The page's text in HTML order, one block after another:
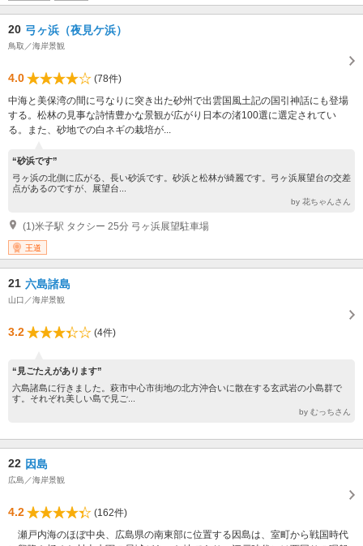
20 弓ヶ浜（夜見ケ浜）
鳥取／海岸景観
4.0
(78件)
中海と美保湾の間に弓なりに突き出た砂州で出雲国風土記の国引神話にも登場
する。松林の見事な詩情豊かな景観が広がり日本の渚100選に選定されてい
る。また、砂地での白ネギの栽培が...
“砂浜です”
弓ヶ浜の北側に広がる、長い砂浜です。砂浜と松林が綺麗です。弓ヶ浜展望台の交差
点があるのですが、展望台...
by 花ちゃんさん
(1)米子駅 タクシー 25分 弓ヶ浜展望駐車場
王道
21 六島諸島
山口／海岸景観
3.2 (4件)
“見ごたえがあります”
六島諸島に行きました。萩市中心市街地の北方沖合いに散在する玄武岩の小島群で
す。それぞれ美しい島で見ご...
by むっちさん
22 因島
広島／海岸景観
4.2
(162件)
瀬戸内海のほぼ中央、広島県の南東部に位置する因島は、室町から戦国時代